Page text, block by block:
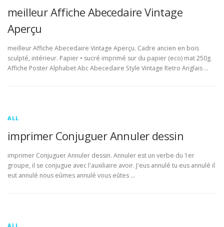
meilleur Affiche Abecedaire Vintage
Aperçu
meilleur Affiche Abecedaire Vintage Aperçu. Cadre ancien en bois
sculpté, intérieur. Papier • sucré imprimé sur du papier (eco) mat 250g.
Affiche Poster Alphabet Abc Abecedaire Style Vintage Retro Anglais …
ALL
imprimer Conjuguer Annuler dessin
imprimer Conjuguer Annuler dessin. Annuler est un verbe du 1er
groupe, il se conjugue avec l'auxiliaire avoir. J'eus annulé tu eus annulé il
eut annulé nous eûmes annulé vous eûtes …
ALL